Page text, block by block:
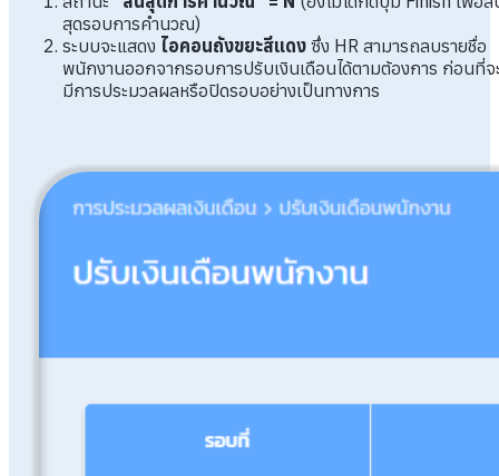
สุดรอบการคำนวณ)
ระบบจะแสดง ไอคอนถังขยะสีแดง ซึ่ง HR สามารถลบรายชื่อ
พนักงานออกจากรอบการปรับเงินเดือนได้ตามต้องการ ก่อนที่จ
มีการประมวลผลหรือปิดรอบอย่างเป็นทางการ